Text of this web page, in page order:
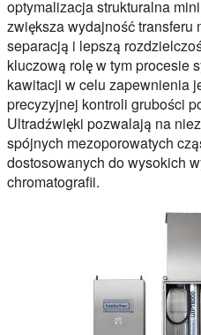
optymalizacja strukturalna
zwiększa wydajność transferu
separacją i lepszą
kluczową rolę w tym procesie
kawitacji w celu zapewnienia
precyzyjnej kontroli grubości
Ultradźwięki pozwalają na
spójnych mezoporowatych
dostosowanych do wysokich
chromatografii.